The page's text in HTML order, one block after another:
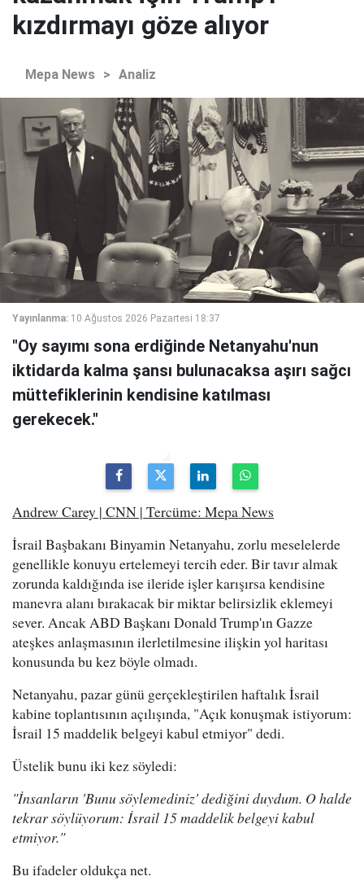
kızdırmayı göze alıyor
Mepa News > Analiz
Yayınlanma: 10 Ağustos 2026 Pazartesi 18:37
"Oy sayımı sona erdiğinde Netanyahu'nun
iktidarda kalma şansı bulunacaksa aşırı sağcı
müttefiklerinin kendisine katılması
gerekecek."
Andrew Carey | CNN | Tercüme: Mepa News
İsrail Başbakanı Binyamin Netanyahu, zorlu meselelerde
genellikle konuyu ertelemeyi tercih eder. Bir tavır almak
zorunda kaldığında ise ileride işler karışırsa kendisine
manevra alanı bırakacak bir miktar belirsizlik eklemeyi
sever. Ancak ABD Başkanı Donald Trump'ın Gazze
ateşkes anlaşmasının ilerletilmesine ilişkin yol haritası
konusunda bu kez böyle olmadı.
Netanyahu, pazar günü gerçekleştirilen haftalık İsrail
kabine toplantısının açılışında, "Açık konuşmak istiyorum:
İsrail 15 maddelik belgeyi kabul etmiyor" dedi.
Üstelik bunu iki kez söyledi:
"İnsanların 'Bunu söylemediniz' dediğini duydum. O halde
tekrar söylüyorum: İsrail 15 maddelik belgeyi kabul
etmiyor."
Bu ifadeler oldukça net.